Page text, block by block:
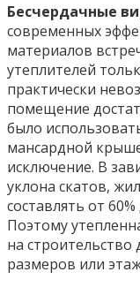
Бесчердачные
современных
материалов
утеплителей
практически
помещение
было
мансардной
исключение. В
уклона скатов,
составлять от
Поэтому
на строительство
размеров или